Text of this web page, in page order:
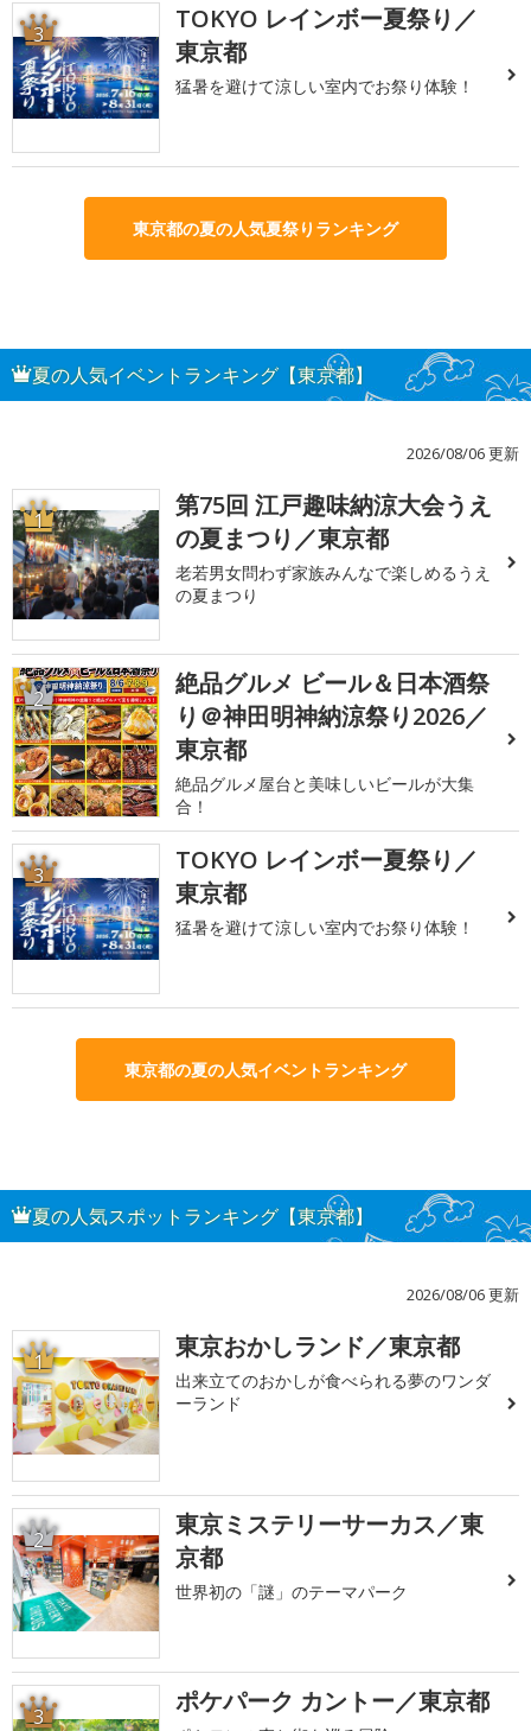
3
TOKYO レインボー夏祭り／
東京都
猛暑を避けて涼しい室内でお祭り体験！
東京都の夏の人気夏祭りランキング
夏の人気イベントランキング【東京都】
2026/08/06 更新
1
第75回 江戸趣味納涼大会うえ
の夏まつり／東京都
老若男女問わず家族みんなで楽しめるうえ
の夏まつり
2
絶品グルメ ビール＆日本酒祭
り＠神田明神納涼祭り2026／
東京都
絶品グルメ屋台と美味しいビールが大集
合！
3
TOKYO レインボー夏祭り／
東京都
猛暑を避けて涼しい室内でお祭り体験！
東京都の夏の人気イベントランキング
夏の人気スポットランキング【東京都】
2026/08/06 更新
1 東京おかしランド／東京都
出来立てのおかしが食べられる夢のワンダ
ーランド
2
東京ミステリーサーカス／東
京都
世界初の「謎」のテーマパーク
3 ポケパーク カントー／東京都